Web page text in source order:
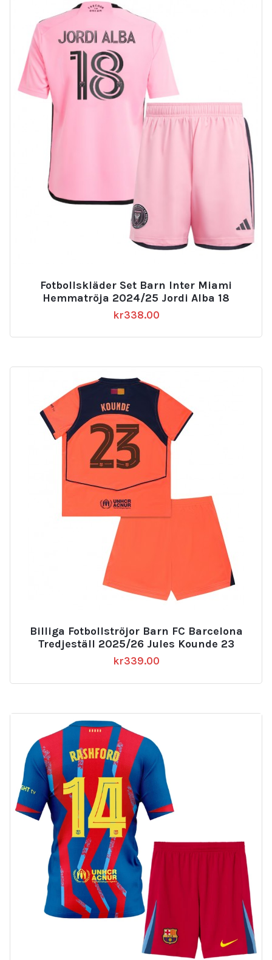
Fotbollskläder Set Barn Inter Miami
Hemmatröja 2024/25 Jordi Alba 18
kr338.00
Billiga Fotbollströjor Barn FC Barcelona
Tredjeställ 2025/26 Jules Kounde 23
kr339.00